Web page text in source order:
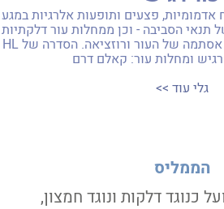
אדמומיות, פצעים ותופעות אלרגיות במגע
תנאי הסביבה - וכן ממחלות עור דלקתיות
כגון: סבוריאה, פסוריאזיס, אסתמה של העור ורוזציאה. הסדרה של HL
ומחלות עור: קאלם דרם
גלי עוד >>
הממליס
כנוגד דלקות ונוגד חמצון,